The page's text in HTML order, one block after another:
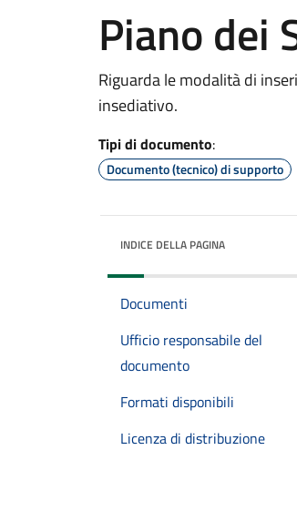
Piano dei
Riguarda le modalità di
insediativo.
Tipi di documento:
Documento (tecnico) di supporto
INDICE DELLA PAGINA
Documenti
Ufficio responsabile del
documento
Formati disponibili
Licenza di distribuzione